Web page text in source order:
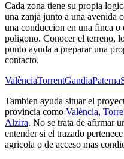
Cada zona tiene su propia
una zanja junto a una avenida
una conduccion en una finca
poligono. Conocer el terreno,
punto ayuda a preparar una
contacto.
ValènciaTorrentGandiaPaterna
Tambien ayuda situar el
provincia como València,
Alzira. No se trata de afirmar
entender si el trazado
agricola o de acceso mas